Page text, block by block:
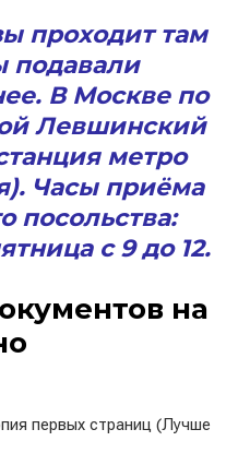
проходит там
подавали
В Москве по
Левшинский
метро
Часы приёма
посольства:
с 9 до 12.
на
первых страниц (Лучше